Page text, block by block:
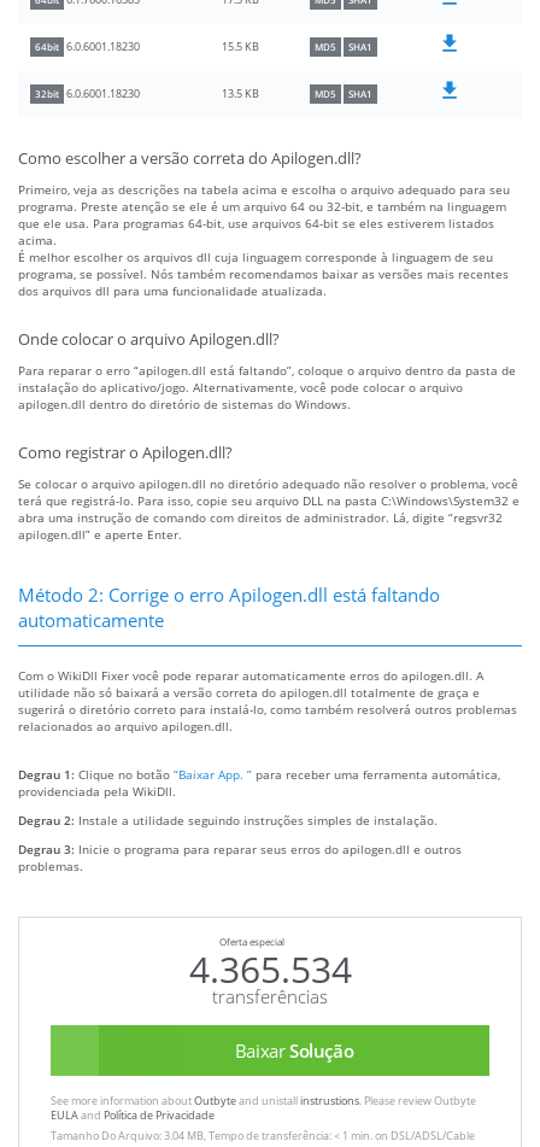
64bit 6.0.6001.18230 15.5 KB MD5 SHA1
32bit 6.0.6001.18230 13.5 KB MD5 SHA1
Como escolher a versão correta do Apilogen.dll?
Primeiro, veja as descrições na tabela acima e escolha o arquivo adequado para seu
programa. Preste atenção se ele é um arquivo 64 ou 32-bit, e também na linguagem
que ele usa. Para programas 64-bit, use arquivos 64-bit se eles estiverem listados
acima.
É melhor escolher os arquivos dll cuja linguagem corresponde à linguagem de seu
programa, se possível. Nós também recomendamos baixar as versões mais recentes
dos arquivos dll para uma funcionalidade atualizada.
Onde colocar o arquivo Apilogen.dll?
Para reparar o erro “apilogen.dll está faltando”, coloque o arquivo dentro da pasta de
instalação do aplicativo/jogo. Alternativamente, você pode colocar o arquivo
apilogen.dll dentro do diretório de sistemas do Windows.
Como registrar o Apilogen.dll?
Se colocar o arquivo apilogen.dll no diretório adequado não resolver o problema, você
terá que registrá-lo. Para isso, copie seu arquivo DLL na pasta C:\Windows\System32 e
abra uma instrução de comando com direitos de administrador. Lá, digite “regsvr32
apilogen.dll” e aperte Enter.
Método 2: Corrige o erro Apilogen.dll está faltando
automaticamente
Com o WikiDll Fixer você pode reparar automaticamente erros do apilogen.dll. A
utilidade não só baixará a versão correta do apilogen.dll totalmente de graça e
sugerirá o diretório correto para instalá-lo, como também resolverá outros problemas
relacionados ao arquivo apilogen.dll.
Degrau 1: Clique no botão “Baixar App. ” para receber uma ferramenta automática,
providenciada pela WikiDll.
Degrau 2: Instale a utilidade seguindo instruções simples de instalação.
Degrau 3: Inicie o programa para reparar seus erros do apilogen.dll e outros
problemas.
Oferta especial
4.365.534
transferências
BaixarSolução
See more information aboutOutbyteand unistallinstrustions. Please review Outbyte
EULAand Política de Privacidade
Tamanho Do Arquivo: 3.04 MB, Tempo de transferência: < 1 min. on DSL/ADSL/Cable